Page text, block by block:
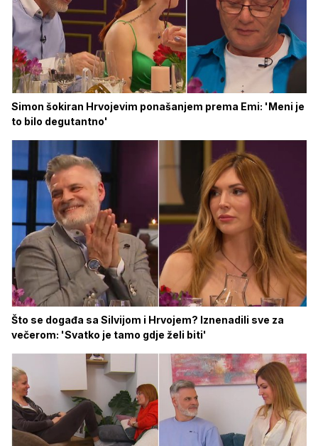
Simon šokiran Hrvojevim ponašanjem prema Emi: 'Meni je
to bilo degutantno'
Što se događa sa Silvijom i Hrvojem? Iznenadili sve za
večerom: 'Svatko je tamo gdje želi biti'